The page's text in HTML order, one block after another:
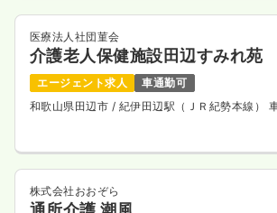
医療法人社団菫会
介護老人保健施設田辺すみれ苑
エージェント求人
車通勤可
和歌山県田辺市 / 紀伊田辺駅（ＪＲ紀勢本線）
株式会社おおぞら